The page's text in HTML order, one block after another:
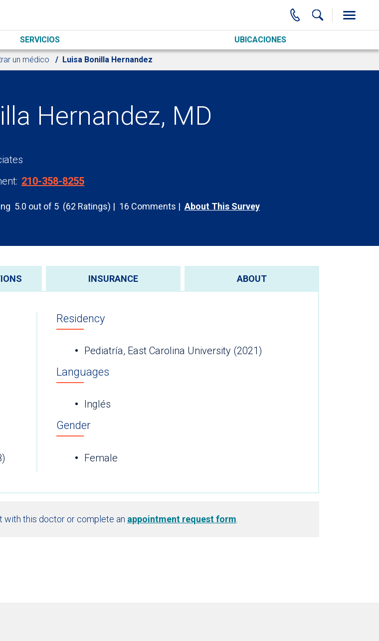
SERVICIOS UBICACIONES
un médico Luisa Bonilla Hernandez
Hernandez, MD
210-358-8255
5.0 out of 5 (62 Ratings) 16 Comments About This Survey
INSURANCE ABOUT
Residency
Pediatría, East Carolina University (2021)
Languages
Inglés
Gender
Female
with this doctor or complete an appointment request form